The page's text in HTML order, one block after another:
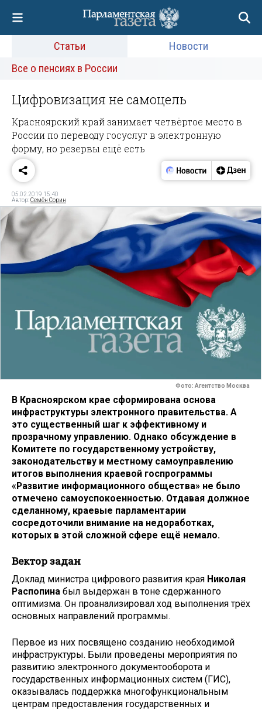
Статьи
Новости
Все о пенсиях в России
Цифровизация не самоцель
Красноярский край занимает четвёртое место в
России по переводу госуслуг в электронную
форму, но резервы ещё есть
05.02.2019 15:40
Автор:Семён Сорин
Фото: Агентство Москва
В Красноярском крае сформирована основа
инфраструктуры электронного правительства. А
это существенный шаг к эффективному и
прозрачному управлению. Однако обсуждение в
Комитете по государственному устройству,
законодательству и местному самоуправлению
итогов выполнения краевой госпрограммы
«Развитие информационного общества» не было
отмечено самоуспокоенностью. Отдавая должное
сделанному, краевые парламентарии
сосредоточили внимание на недоработках,
которых в этой сложной сфере ещё немало.
Вектор задан
Доклад министра цифрового развития края Николая
Распопина был выдержан в тоне сдержанного
оптимизма. Он проанализировал ход выполнения трёх
основных направлений программы.
Первое из них посвящено созданию необходимой
инфраструктуры. Были проведены мероприятия по
развитию электронного документооборота и
государственных информационных систем (ГИС),
оказывалась поддержка многофункциональным
центрам предоставления государственных и